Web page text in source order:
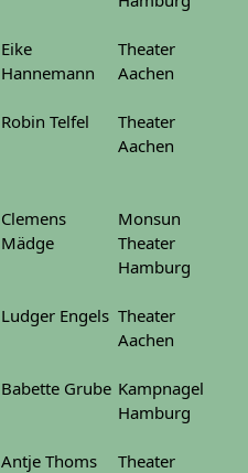
Eike
Hannemann
Theater
Aachen
Robin Telfel
Theater
Aachen
Clemens
Mädge
Monsun
Theater
Hamburg
Ludger Engels Theater
Aachen
Babette Grube Kampnagel
Hamburg
Antje Thoms
Theater